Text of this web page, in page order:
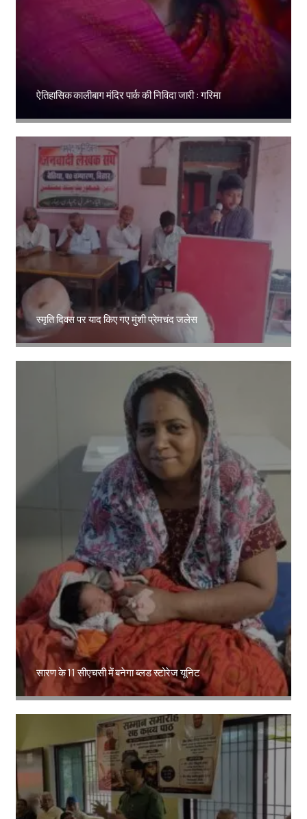
ऐतिहासिक कालीबाग मंदिर पार्क की निविदा जारी : गरिमा
स्मृति दिवस पर याद किए गए मुंशी प्रेमचंद जलेस
Amit Lekh
सारण के 11 सीएचसी में बनेगा ब्लड स्टोरेज यूनिट
Amit Lekh